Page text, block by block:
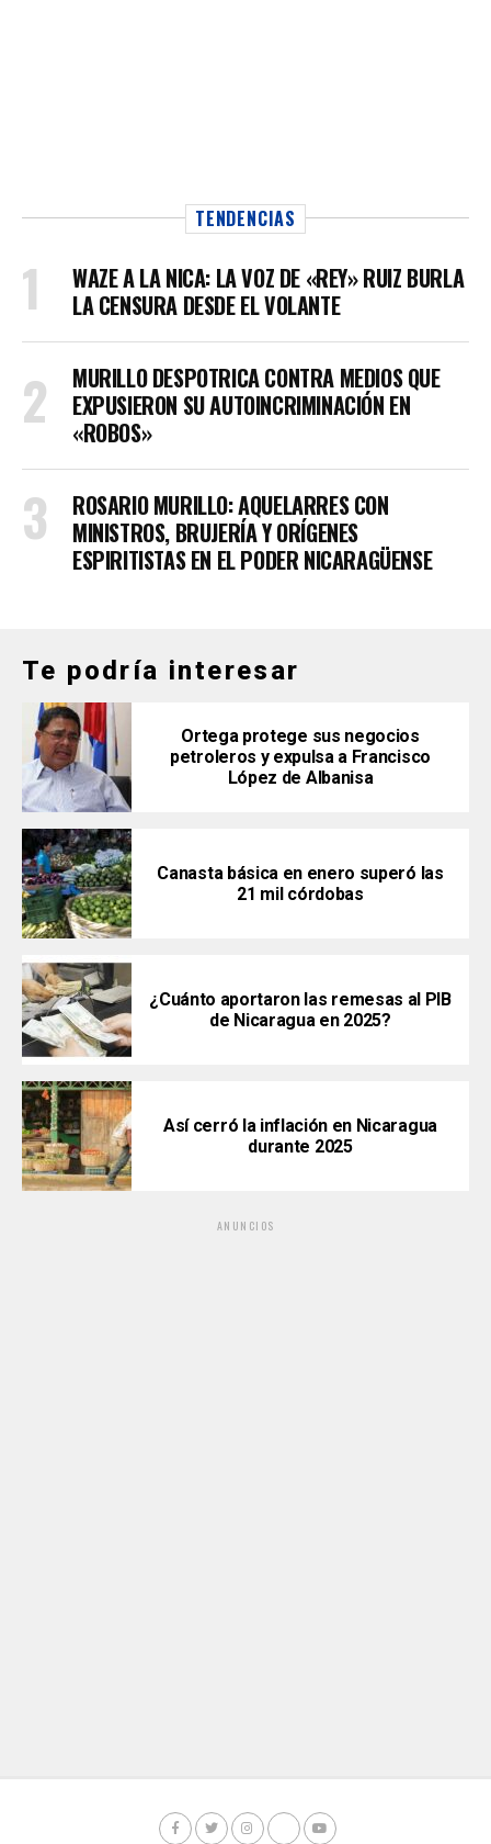
TENDENCIAS
WAZE A LA NICA: LA VOZ DE «REY» RUIZ BURLA
LA CENSURA DESDE EL VOLANTE
MURILLO DESPOTRICA CONTRA MEDIOS QUE
EXPUSIERON SU AUTOINCRIMINACIÓN EN
«ROBOS»
ROSARIO MURILLO: AQUELARRES CON
MINISTROS, BRUJERÍA Y ORÍGENES
ESPIRITISTAS EN EL PODER NICARAGÜENSE
Te podría interesar
Ortega protege sus negocios
petroleros y expulsa a Francisco
López de Albanisa
Canasta básica en enero superó las
21 mil córdobas
¿Cuánto aportaron las remesas al PIB
de Nicaragua en 2025?
Así cerró la inflación en Nicaragua
durante 2025
ANUNCIOS